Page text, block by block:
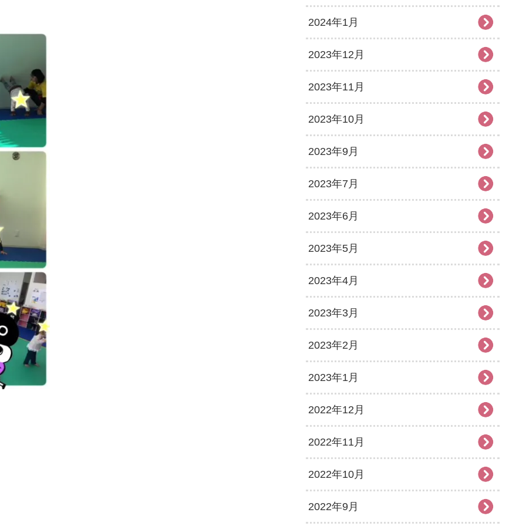
2024年1月
2023年12月
2023年11月
2023年10月
2023年9月
2023年7月
2023年6月
2023年5月
2023年4月
2023年3月
2023年2月
2023年1月
2022年12月
2022年11月
2022年10月
2022年9月